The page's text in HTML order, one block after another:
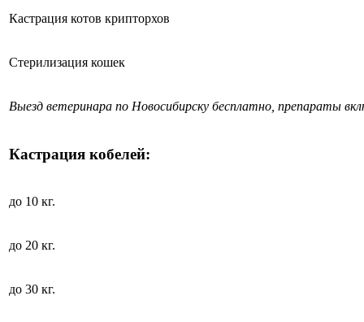
Кастрация котов крипторхов
Стерилизация кошек
Выезд ветеринара по Новосибирску бесплатно, препараты
Кастрация кобелей:
до 10 кг.
до 20 кг.
до 30 кг.